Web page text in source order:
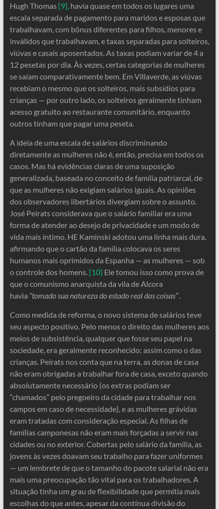
Hugh Thomas [9], havia quase em todos os lugares uma
escala separada de pagamento para maridos e esposas que
trabalhavam, com bônus diferentes para filhos, menores e
inválidos que trabalhavam, e taxas separadas para solteiros,
viúvas e casais aposentados. As taxas podiam variar de 4 a
12 pesetas por dia. Às vezes, certas categorias de mulheres
se saíam comparativamente bem. Em Villaverde, as viúvas
recebiam o mesmo que os solteiros, mais subsídios para
crianças — por outro lado, os solteiros geralmente tinham
acesso gratuito ao restaurante comunitário, enquanto
outros tinham que pagar uma peseta.
A ideia de uma escala de salários discriminando
diretamente as mulheres não é, então, precisa em todos os
casos. Mas há evidências claras de uma suposição
generalizada, baseada no conceito de família patriarcal, de
que as mulheres não exigiam salários iguais. As opiniões
dos observadores libertários divergiam sobre o assunto.
José Peirats considerava que o salário familiar era uma
forma de atender ao desejo de privacidade e um modo de
vida mais íntimo. HE Kaminski adotou uma linha mais dura,
afirmando que o cartão da família colocava os seres
humanos mais oprimidos da Espanha — as mulheres — sob
o controle dos homens. [10] Ele tomou isso como prova de
que o comunismo anarquista da vila de Alcora
havia “tomado sua natureza do estado real das coisas”.
Como medida de reforma, o novo sistema de salários teve
seu aspecto positivo. Pelo menos o direito das mulheres aos
meios de subsistência, qualquer que fosse seu papel na
sociedade, era geralmente reconhecido; assim como o das
crianças. Peirats nos conta que na terra, as donas de casa
não eram obrigadas a trabalhar fora de casa, exceto quando
absolutamente necessário (os extras podiam ser
“chamados” pelo pregoeiro da cidade para trabalhar nos
campos em caso de necessidade), e as mulheres grávidas
eram tratadas com consideração especial. As filhas de
famílias camponesas não eram mais forçadas a servir nas
cidades ou no exterior. Cobertas pelo salário da família, as
jovens às vezes doavam seu trabalho para fazer uniformes
— um lembrete de que o tamanho do pacote salarial não era
mais uma preocupação tão vital para os trabalhadores. A
situação tinha um grau de flexibilidade que permitia mais
escolhas do que antes, apesar da contínua divisão do